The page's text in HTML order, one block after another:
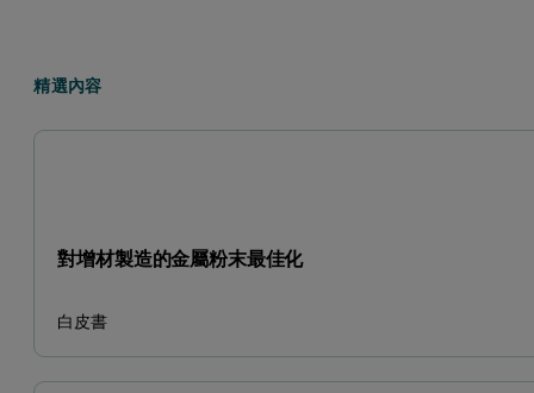
精選內容
對增材製造的金屬粉末最佳化
白皮書